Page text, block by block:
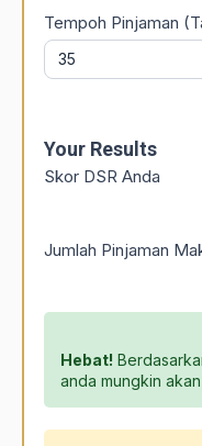
Tempoh Pinjaman
Your Results
Skor DSR Anda
Jumlah Pinjaman
Hebat!
anda mungkin